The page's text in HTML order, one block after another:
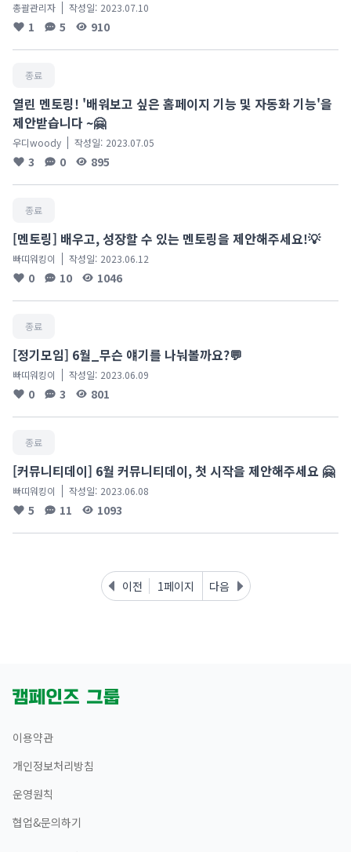
총괄관리자 작성일: 2023.07.10
1 5 910
종료
열린 멘토링! '배워보고 싶은 홈페이지 기능 및 자동화 기능'을
제안받습니다 ~🤗
우디woody 작성일: 2023.07.05
3 0 895
종료
[멘토링] 배우고, 성장할 수 있는 멘토링을 제안해주세요!💡
빠띠워킹이 작성일: 2023.06.12
0 10 1046
종료
[정기모임] 6월_무슨 얘기를 나눠볼까요?💬
빠띠워킹이 작성일: 2023.06.09
0 3 801
종료
[커뮤니티데이] 6월 커뮤니티데이, 첫 시작을 제안해주세요 🤗
빠띠워킹이 작성일: 2023.06.08
5 11 1093
이전 1페이지 다음
이용약관
개인정보처리방침
운영원칙
협업&문의하기